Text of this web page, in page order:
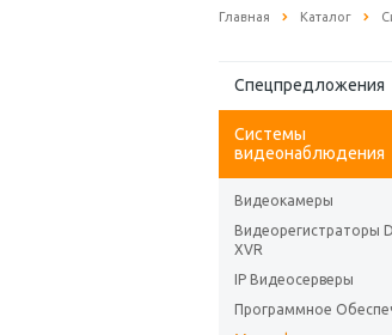
Главная Каталог
Спецпредложения
Системы
видеонаблюдения
Видеокамеры
Видеорегистраторы
XVR
IP Видеосерверы
Программное